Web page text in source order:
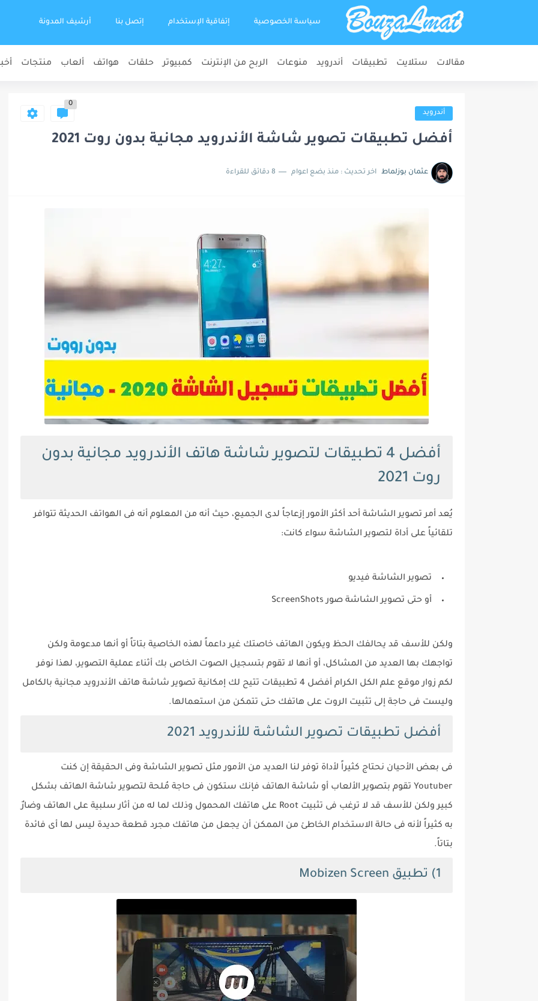
سياسة الخصوصية إتفاقية الإستخدام إتصل بنا أرشيف المدونة
مقالات ستلايت تطبيقات أندرويد منوعات الربح من الإنترنت كمبيوتر حلقات هواتف ألعاب منتجات
أندرويد
0
أفضل تطبيقات تصوير شاشة الأندرويد مجانية بدون روت 2021
عثمان بوزلماط اخر تحديث : منذ بضع اعوام 8 دقائق للقراءة
أفضل 4 تطبيقات لتصوير شاشة هاتف الأندرويد مجانية بدون
روت 2021
يُعد أمر تصوير الشاشة أحد أكثر الأمور إزعاجاً لدى الجميع، حيث أنه من المعلوم أنه فى الهواتف الحديثة تتوافر
تلقائياً على أداة لتصوير الشاشة سواء كانت:
تصوير الشاشة فيديو
أو حتى تصوير الشاشة صور ScreenShots
ولكن للأسف قد يحالفك الحظ ويكون الهاتف خاصتك غير داعماً لهذه الخاصية بتاتاً أو أنها مدعومة ولكن
تواجهك بها العديد من المشاكل، أو أنها لا تقوم بتسجيل الصوت الخاص بك أثناء عملية التصوير، لهذا نوفر
لكم زوار موقع علم الكل الكرام أفضل 4 تطبيقات تتيح لك إمكانية تصوير شاشة هاتف الأندرويد مجانية بالكامل
وليست فى حاجة إلى تثبيت الروت على هاتفك حتى تتمكن من استعمالها.
أفضل تطبيقات تصوير الشاشة للأندرويد 2021
فى بعض الأحيان نحتاج كثيراً لأداة توفر لنا العديد من الأمور مثل تصوير الشاشة وفى الحقيقة إن كنت
Youtuber تقوم بتصوير الألعاب أو شاشة الهاتف فإنك ستكون فى حاجة مُلحة لتصوير شاشة الهاتف بشكل
كبير ولكن للأسف قد لا ترغب فى تثبيت Root على هاتفك المحمول وذلك لما له من أثار سلبية على الهاتف وضارٌ
به كثيراً لأنه فى حالة الاستخدام الخاطئ من الممكن أن يجعل من هاتفك مجرد قطعة حديدة ليس لها أى فائدة
بتاتاً.
1) تطبيق Mobizen Screen